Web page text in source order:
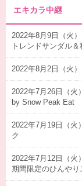
エキカラ中継
2022年8月9日（火
トレンドサンダル
2022年8月2日（火
2022年7月26日（火
by Snow Peak Eat
2022年7月19日（火
ク
2022年7月12日（火
期間限定のひんやり